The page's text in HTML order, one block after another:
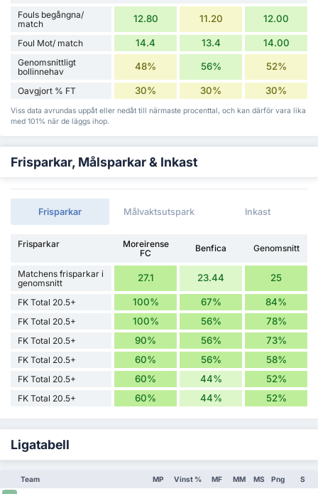
Fouls begångna/
match
12.80 11.20 12.00
Foul Mot/ match 14.4 13.4 14.00
Genomsnittligt
bollinnehav
48% 56% 52%
Oavgjort % FT 30% 30% 30%
Viss data avrundas uppåt eller nedåt till närmaste procenttal, och kan därför vara lika
med 101% när de läggs ihop.
Frisparkar, Målsparkar & Inkast
Frisparkar Målvaktsutspark Inkast
Frisparkar
Moreirense
FC
Benfica Genomsnitt
Matchens frisparkar i
genomsnitt
27.1 23.44 25
FK Total 20.5+ 100% 67% 84%
FK Total 20.5+ 100% 56% 78%
FK Total 20.5+ 90% 56% 73%
FK Total 20.5+ 60% 56% 58%
FK Total 20.5+ 60% 44% 52%
FK Total 20.5+ 60% 44% 52%
Ligatabell
Team MP Vinst % MF MM MS Png S